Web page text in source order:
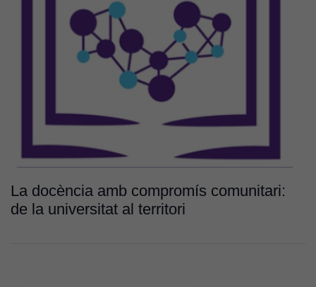
La docència amb compromís comunitari:
de la universitat al territori